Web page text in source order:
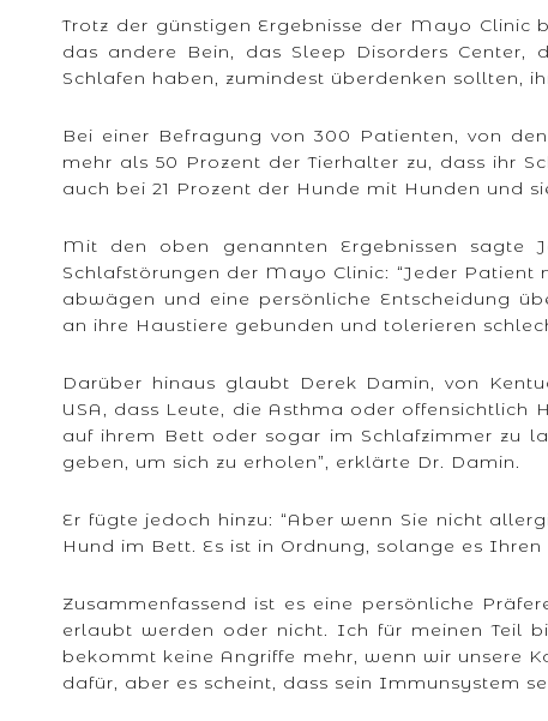
Trotz der günstigen Ergebnisse der Mayo Clinic
das andere Bein, das Sleep Disorders Center,
Schlafen haben, zumindest überdenken sollten,
Bei einer Befragung von 300 Patienten, von
mehr als 50 Prozent der Tierhalter zu, dass ihr
auch bei 21 Prozent der Hunde mit Hunden und
Mit den oben genannten Ergebnissen sagte
Schlafstörungen der Mayo Clinic: “Jeder Patient
abwägen und eine persönliche Entscheidung
an ihre Haustiere gebunden und tolerieren
Darüber hinaus glaubt Derek Damin, von
USA, dass Leute, die Asthma oder offensichtlich
auf ihrem Bett oder sogar im Schlafzimmer zu
geben, um sich zu erholen”, erklärte Dr. Damin.
Er fügte jedoch hinzu: “Aber wenn Sie nicht
Hund im Bett. Es ist in Ordnung, solange es Ihren
Zusammenfassend ist es eine persönliche
erlaubt werden oder nicht. Ich für meinen Teil
bekommt keine Angriffe mehr, wenn wir unsere
dafür, aber es scheint, dass sein Immunsystem